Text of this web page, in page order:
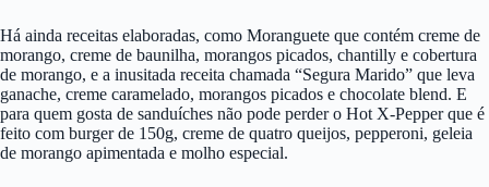
Há ainda receitas elaboradas, como Moranguete que contém creme de
morango, creme de baunilha, morangos picados, chantilly e cobertura
de morango, e a inusitada receita chamada “Segura Marido” que leva
ganache, creme caramelado, morangos picados e chocolate blend. E
para quem gosta de sanduíches não pode perder o Hot X-Pepper que é
feito com burger de 150g, creme de quatro queijos, pepperoni, geleia
de morango apimentada e molho especial.